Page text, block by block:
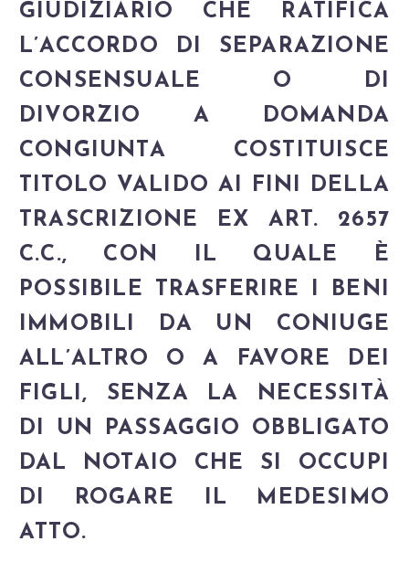
GIUDIZIARIO CHE RATIFICA
L’ACCORDO DI SEPARAZIONE
CONSENSUALE O DI
DIVORZIO A DOMANDA
CONGIUNTA COSTITUISCE
TITOLO VALIDO AI FINI DELLA
TRASCRIZIONE EX ART. 2657
C.C., CON IL QUALE È
POSSIBILE TRASFERIRE I BENI
IMMOBILI DA UN CONIUGE
ALL’ALTRO O A FAVORE DEI
FIGLI, SENZA LA NECESSITÀ
DI UN PASSAGGIO OBBLIGATO
DAL NOTAIO CHE SI OCCUPI
DI ROGARE IL MEDESIMO
ATTO.